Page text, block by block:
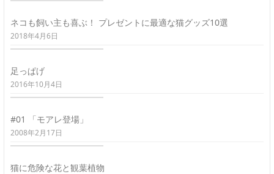
ネコも飼い主も喜ぶ！ プレゼントに最適な猫グッズ10選
2018年4月6日
足っぱげ
2016年10月4日
#01 「モアレ登場」
2008年2月17日
猫に危険な花と観葉植物